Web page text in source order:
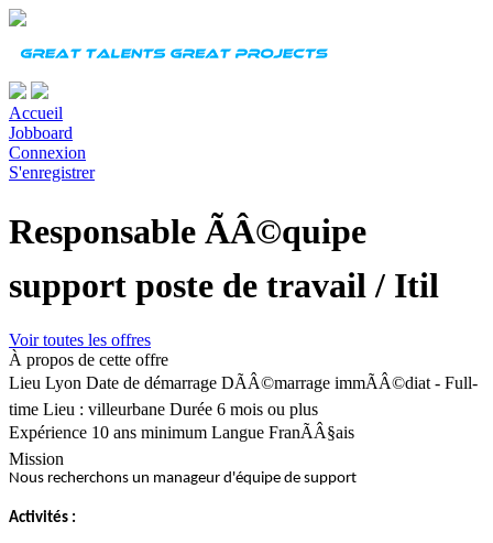
Accueil
Jobboard
Connexion
S'enregistrer
Responsable ÃÂ©quipe
support poste de travail / Itil
Voir toutes les offres
À propos de cette offre
Lieu Lyon Date de démarrage DÃÂ©marrage immÃÂ©diat - Full-
time Lieu : villeurbane Durée 6 mois ou plus
Expérience 10 ans minimum Langue FranÃÂ§ais
Mission
Nous recherchons un manageur d'équipe de support
Activités :